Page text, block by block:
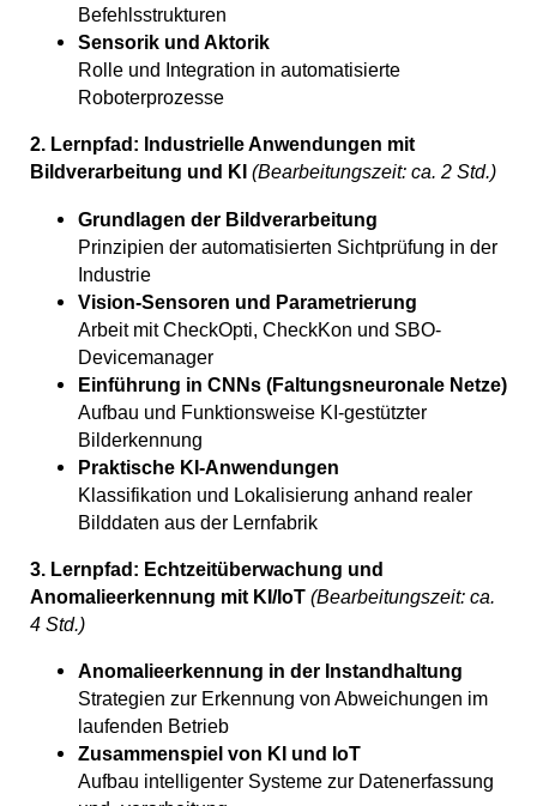
Befehlsstrukturen
Sensorik und Aktorik
Rolle und Integration in automatisierte
Roboterprozesse
2. Lernpfad: Industrielle Anwendungen mit
Bildverarbeitung und KI (Bearbeitungszeit: ca. 2 Std.)
Grundlagen der Bildverarbeitung
Prinzipien der automatisierten Sichtprüfung in der
Industrie
Vision-Sensoren und Parametrierung
Arbeit mit CheckOpti, CheckKon und SBO-
Devicemanager
Einführung in CNNs (Faltungsneuronale Netze)
Aufbau und Funktionsweise KI-gestützter
Bilderkennung
Praktische KI-Anwendungen
Klassifikation und Lokalisierung anhand realer
Bilddaten aus der Lernfabrik
3. Lernpfad: Echtzeitüberwachung und
Anomalieerkennung mit KI/IoT (Bearbeitungszeit: ca.
4 Std.)
Anomalieerkennung in der Instandhaltung
Strategien zur Erkennung von Abweichungen im
laufenden Betrieb
Zusammenspiel von KI und IoT
Aufbau intelligenter Systeme zur Datenerfassung